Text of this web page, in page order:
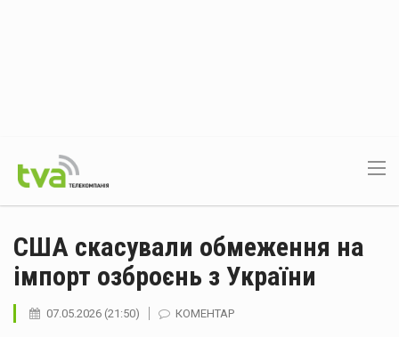
США скасували обмеження на
імпорт озброєнь з України
07.05.2026 (21:50) КОМЕНТАР